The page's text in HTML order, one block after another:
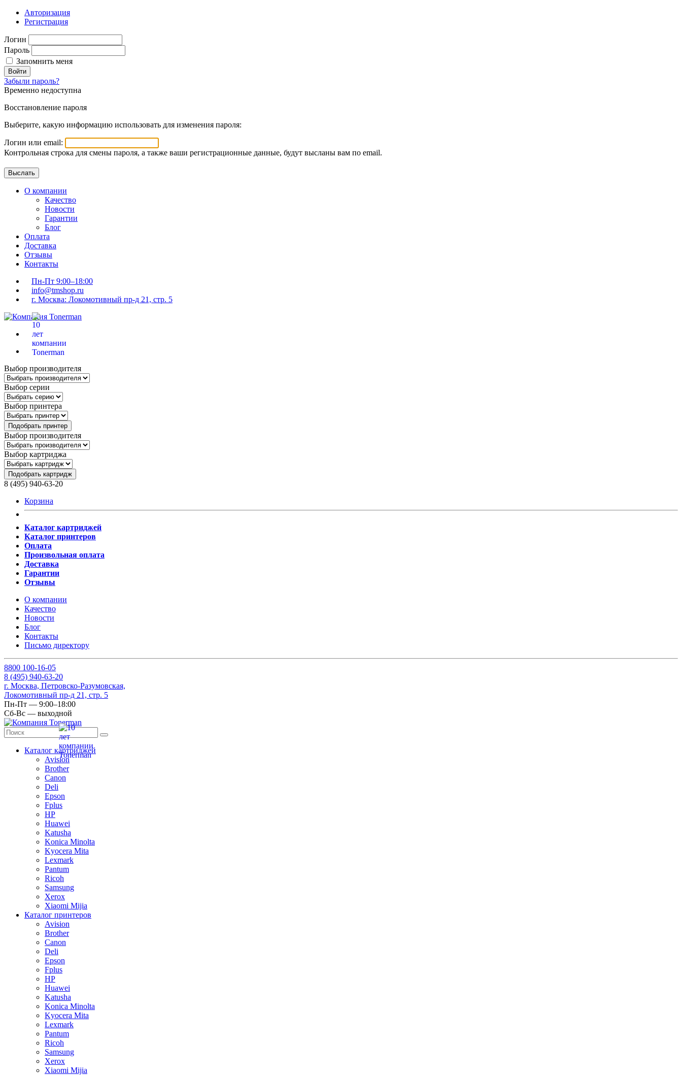
Авторизация
Регистрация
Логин
Пароль
Запомнить меня
Войти
Забыли пароль?
Временно недоступна
Восстановление пароля
Выберите, какую информацию использовать для изменения пароля:
Логин или email:
Контрольная строка для смены пароля, а также ваши регистрационные данные, будут высланы вам по email.
О компании
Качество
Новости
Гарантии
Блог
Оплата
Доставка
Отзывы
Контакты
Пн-Пт 9:00–18:00
info@tmshop.ru
г. Москва: Локомотивный пр-д 21, стр. 5
Выбор производителя
Выбор серии
Выбор принтера
Подобрать принтер
Выбор производителя
Выбор картриджа
Подобрать картридж
8 (495) 940-63-20
Корзина
Каталог картриджей
Каталог принтеров
Оплата
Произвольная оплата
Доставка
Гарантии
Отзывы
О компании
Качество
Новости
Блог
Контакты
Письмо директору
8800 100-16-05
8 (495) 940-63-20
г. Москва, Петровско-Разумовская,
Локомотивный пр-д 21, стр. 5
Пн-Пт — 9:00–18:00
Сб-Вс — выходной
Каталог картриджей
Avision
Brother
Canon
Deli
Epson
Fplus
HP
Huawei
Katusha
Konica Minolta
Kyocera Mita
Lexmark
Pantum
Ricoh
Samsung
Xerox
Xiaomi Mijia
Каталог принтеров
Avision
Brother
Canon
Deli
Epson
Fplus
HP
Huawei
Katusha
Konica Minolta
Kyocera Mita
Lexmark
Pantum
Ricoh
Samsung
Xerox
Xiaomi Mijia